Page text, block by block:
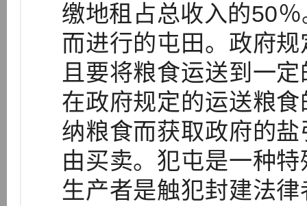
缴地租占总收入的50
而进行的屯田。政府
且要将粮食运送到一
在政府规定的运送粮
纳粮食而获取政府的
由买卖。犯屯是一种
生产者是触犯封建法